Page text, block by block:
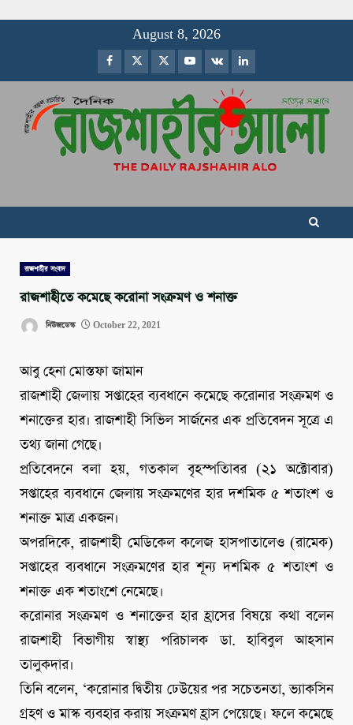
August 8, 2026
Facebook
TwitterInstagram
Youtube
VK LinkedIn
রাজশাহীর সংবাদ
রাজশাহীতে কমেছে করোনা সংক্রমণ ও শনাক্ত
নিউজডেস্ক October 22, 2021
আবু হেনা মোস্তফা জামান
রাজশাহী জেলায় সপ্তাহের ব্যবধানে কমেছে করোনার সংক্রমণ ও
শনাক্তের হার। রাজশাহী সিভিল সার্জনের এক প্রতিবেদন সূত্রে এ
তথ্য জানা গেছে।
প্রতিবেদনে বলা হয়, গতকাল বৃহস্পতিাবর (২১ অক্টোবার)
সপ্তাহের ব্যবধানে জেলায় সংক্রমণের হার দশমিক ৫ শতাংশ ও
শনাক্ত মাত্র একজন।
অপরদিকে, রাজশাহী মেডিকেল কলেজ হাসপাতালেও (রামেক)
সপ্তাহের ব্যবধানে সংক্রমণের হার শূন্য দশমিক ৫ শতাংশ ও
শনাক্ত এক শতাংশে নেমেছে।
করোনার সংক্রমণ ও শনাক্তের হার হ্রাসের বিষয়ে কথা বলেন
রাজশাহী বিভাগীয় স্বাস্থ্য পরিচালক ডা. হাবিবুল আহসান
তালুকদার।
তিনি বলেন, ‘করোনার দ্বিতীয় ঢেউয়ের পর সচেতনতা, ভ্যাকসিন
গ্রহণ ও মাস্ক ব্যবহার করায় সংক্রমণ হ্রাস পেয়েছে। ফলে কমেছে